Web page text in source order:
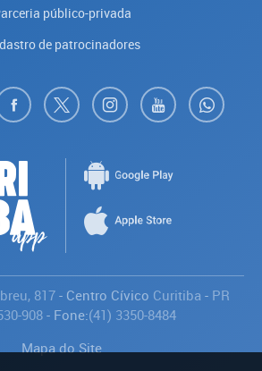
público-privada
de patrocinadores
817- Centro Cívico Curitiba- PR
908- Fone:(41) 3350-8484
Mapa do Site